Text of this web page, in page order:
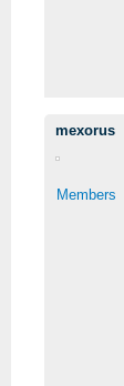
mexorus
Members